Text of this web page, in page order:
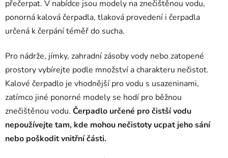
přečerpat. V nabídce jsou modely na znečištěnou vodu,
ponorná kalová čerpadla, tlaková provedení i čerpadla
určená k čerpání téměř do sucha.
Pro nádrže, jímky, zahradní zásoby vody nebo zatopené
prostory vybírejte podle množství a charakteru nečistot.
Kalové čerpadlo je vhodnější pro vodu s usazeninami,
zatímco jiné ponorné modely se hodí pro běžnou
znečištěnou vodu. Čerpadlo určené pro čistší vodu
nepoužívejte tam, kde mohou nečistoty ucpat jeho sání
nebo poškodit vnitřní části.